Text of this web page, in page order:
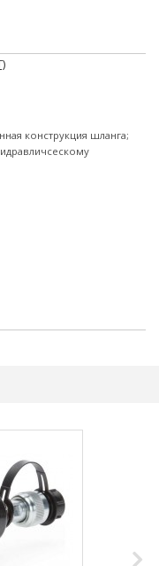
конструкция шланга;